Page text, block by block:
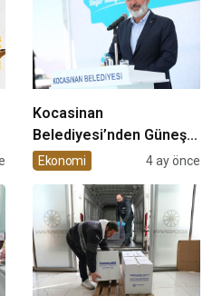
Kocasinan
Belediyesi’nden Güneş
Enerjisi Hamlesi
Ekonomi 4 ay önce